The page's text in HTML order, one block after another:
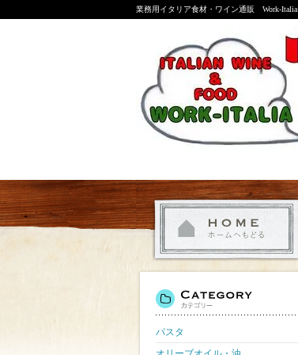
業務用イタリア食材・ワイン通販 Work-Italia
パスタ